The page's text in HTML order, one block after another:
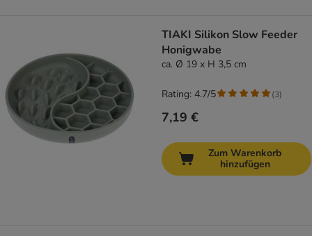
TIAKI Silikon Slow Feeder
Honigwabe
ca. Ø 19 x H 3,5 cm
7,19 €
Rating: 4.7/5 (3)
Zum Warenkorb
hinzufügen